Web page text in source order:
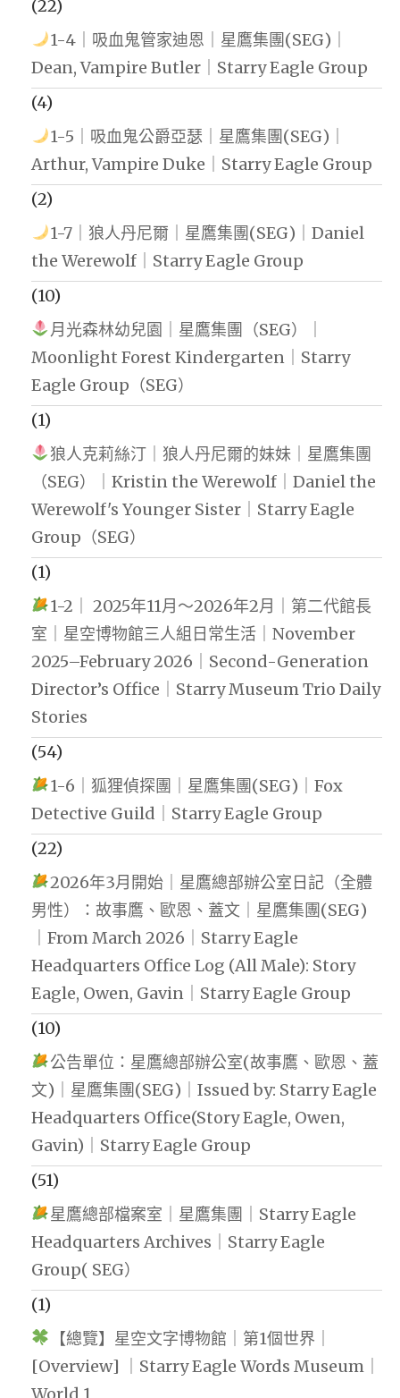
(22)
1-4｜吸血鬼管家迪恩｜星鷹集團(SEG)｜
Dean, Vampire Butler｜Starry Eagle Group
(4)
1-5｜吸血鬼公爵亞瑟｜星鷹集團(SEG)｜
Arthur, Vampire Duke｜Starry Eagle Group
(2)
1-7｜狼人丹尼爾｜星鷹集團(SEG)｜Daniel
the Werewolf｜Starry Eagle Group
(10)
月光森林幼兒園｜星鷹集團（SEG）｜
Moonlight Forest Kindergarten｜Starry
Eagle Group（SEG）
(1)
狼人克莉絲汀｜狼人丹尼爾的妹妹｜星鷹集團
（SEG）｜Kristin the Werewolf｜Daniel the
Werewolf's Younger Sister｜Starry Eagle
Group（SEG）
(1)
1-2｜ 2025年11月～2026年2月｜第二代館長
室｜星空博物館三人組日常生活｜November
2025–February 2026｜Second-Generation
Director’s Office｜Starry Museum Trio Daily
Stories
(54)
1-6｜狐狸偵探團｜星鷹集團(SEG)｜Fox
Detective Guild｜Starry Eagle Group
(22)
2026年3月開始｜星鷹總部辦公室日記（全體
男性）：故事鷹、歐恩、蓋文｜星鷹集團(SEG)
｜From March 2026｜Starry Eagle
Headquarters Office Log (All Male): Story
Eagle, Owen, Gavin｜Starry Eagle Group
(10)
公告單位：星鷹總部辦公室(故事鷹、歐恩、蓋
文)｜星鷹集團(SEG)｜Issued by: Starry Eagle
Headquarters Office(Story Eagle, Owen,
Gavin)｜Starry Eagle Group
(51)
星鷹總部檔案室｜星鷹集團｜Starry Eagle
Headquarters Archives｜Starry Eagle
Group( SEG）
(1)
【總覽】星空文字博物館｜第1個世界｜
[Overview] ｜Starry Eagle Words Museum｜
World 1